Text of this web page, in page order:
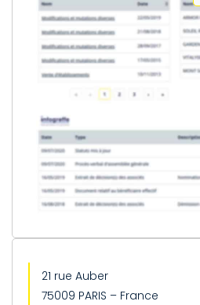
21 rue Auber
75009 PARIS – France